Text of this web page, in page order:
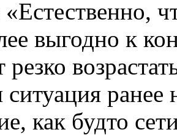
выгодно к
ситуация
как будто